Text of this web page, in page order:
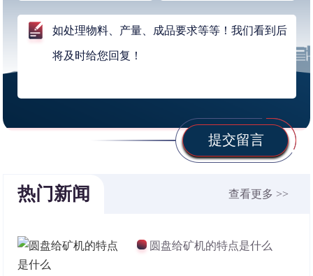
提交留言
热门新闻 查看更多 >>
圆盘给矿机的特点是什么